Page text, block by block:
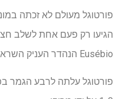
פורטוגל מעולם לא זכתה
Eusébio הנהדר העניק השראה לקבוצה למקום השלישי.
פורטוגל עלתה לרבע הגמר